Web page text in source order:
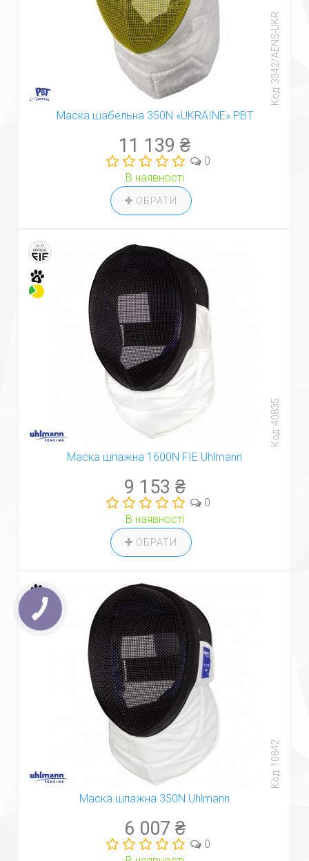
Код: 3342/AENS-UKR
Маска шабельна 350N «UKRAINE» PBT
11 139 ₴
0
В наявності
ОБРАТИ
Код: 40835
Маска шпажна 1600N FIE Uhlmann
9 153 ₴
0
В наявності
ОБРАТИ
Код: 10842
Маска шпажна 350N Uhlmann
6 007 ₴
0